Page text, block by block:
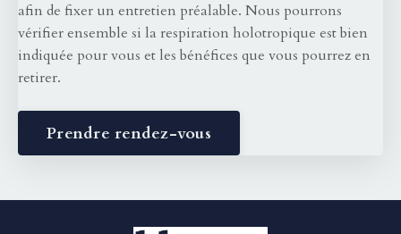
afin de fixer un entretien préalable. Nous pourrons
vérifier ensemble si la respiration holotropique est bien
indiquée pour vous et les bénéfices que vous pourrez en
retirer.
Prendre rendez-vous